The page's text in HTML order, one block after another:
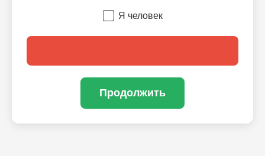
Я человек
Продолжить